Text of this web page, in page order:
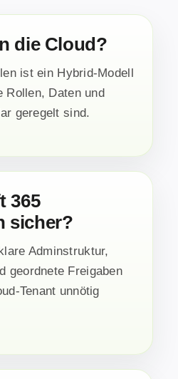
die Cloud?
ist ein Hybrid-Modell
Rollen, Daten und
geregelt sind.
365
sicher?
Adminstruktur,
geordnete Freigaben
Tenant unnötig